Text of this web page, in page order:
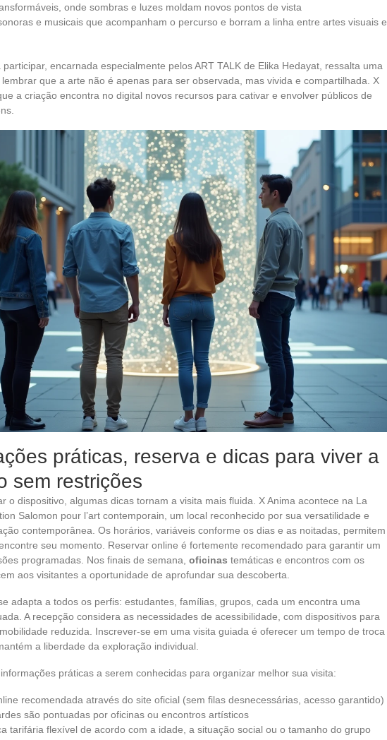
onde sombras e luzes moldam novos pontos de vista
e musicais que acompanham o percurso e borram a linha entre artes visuais e
participar, encarnada especialmente pelos ART TALK de Elika Hedayat, ressalta uma
que a arte não é apenas para ser observada, mas vivida e compartilhada. X
a criação encontra no digital novos recursos para cativar e envolver públicos de
práticas, reserva e dicas para viver a
sem restrições
o dispositivo, algumas dicas tornam a visita mais fluida. X Anima acontece na La
Salomon pour l’art contemporain, um local reconhecido por sua versatilidade e
contemporânea. Os horários, variáveis conforme os dias e as noitadas, permitem
seu momento. Reservar online é fortemente recomendado para garantir um
programadas. Nos finais de semana, oficinas temáticas e encontros com os
aos visitantes a oportunidade de aprofundar sua descoberta.
adapta a todos os perfis: estudantes, famílias, grupos, cada um encontra uma
A recepção considera as necessidades de acessibilidade, com dispositivos para
reduzida. Inscrever-se em uma visita guiada é oferecer um tempo de troca
a liberdade da exploração individual.
práticas a serem conhecidas para organizar melhor sua visita:
recomendada através do site oficial (sem filas desnecessárias, acesso garantido)
são pontuadas por oficinas ou encontros artísticos
tarifária flexível de acordo com a idade, a situação social ou o tamanho do grupo